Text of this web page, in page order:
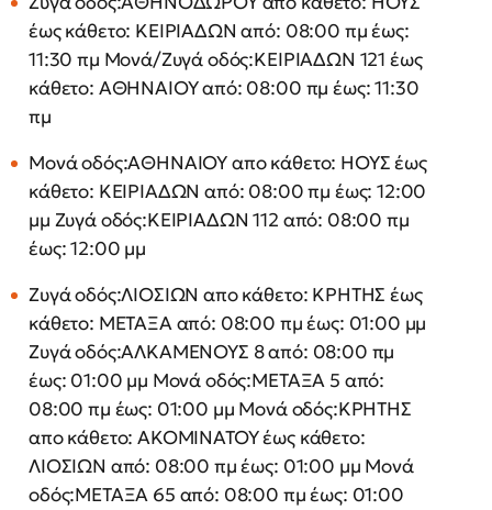
έως κάθετο: ΚΕΙΡΙΑΔΩΝ από: 08:00 πμ έως:
11:30 πμ Μονά/Ζυγά οδός:ΚΕΙΡΙΑΔΩΝ 121 έως
κάθετο: ΑΘΗΝΑΙΟΥ από: 08:00 πμ έως: 11:30
πμ
Μονά οδός:ΑΘΗΝΑΙΟΥ απο κάθετο: ΗΟΥΣ έως
κάθετο: ΚΕΙΡΙΑΔΩΝ από: 08:00 πμ έως: 12:00
μμ Ζυγά οδός:ΚΕΙΡΙΑΔΩΝ 112 από: 08:00 πμ
έως: 12:00 μμ
Ζυγά οδός:ΛΙΟΣΙΩΝ απο κάθετο: ΚΡΗΤΗΣ έως
κάθετο: ΜΕΤΑΞΑ από: 08:00 πμ έως: 01:00 μμ
Ζυγά οδός:ΑΛΚΑΜΕΝΟΥΣ 8 από: 08:00 πμ
έως: 01:00 μμ Μονά οδός:ΜΕΤΑΞΑ 5 από:
08:00 πμ έως: 01:00 μμ Μονά οδός:ΚΡΗΤΗΣ
απο κάθετο: ΑΚΟΜΙΝΑΤΟΥ έως κάθετο:
ΛΙΟΣΙΩΝ από: 08:00 πμ έως: 01:00 μμ Μονά
οδός:ΜΕΤΑΞΑ 65 από: 08:00 πμ έως: 01:00